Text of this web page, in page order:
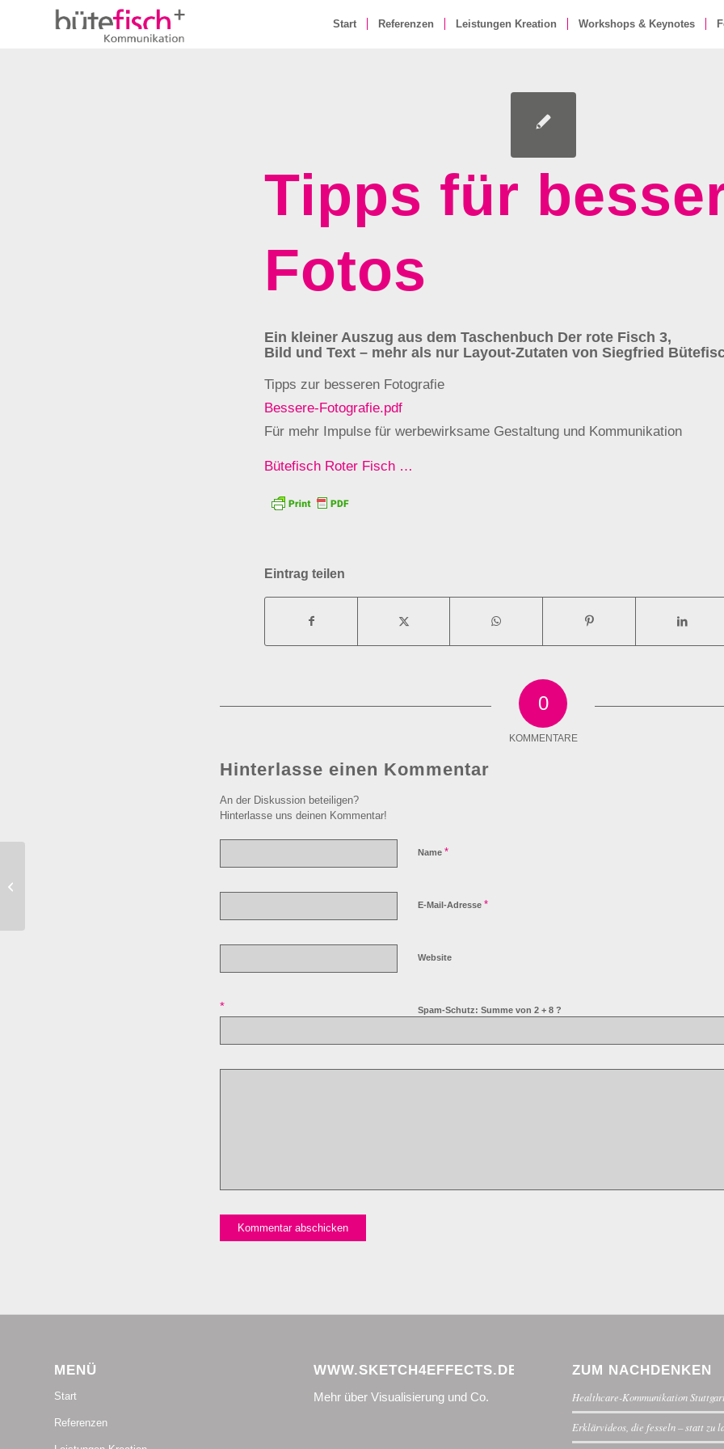
Start Referenzen Leistungen Kreation Workshops & Keynotes
Tipps für
Fotos
Ein kleiner Auszug aus dem Taschenbuch Der rote Fisch 3,
Bild und Text – mehr als nur Layout-Zutaten von Siegfried
Tipps zur besseren Fotografie
Bessere-Fotografie.pdf
Für mehr Impulse für werbewirksame Gestaltung und Kommunikation
Bütefisch Roter Fisch …
Eintrag teilen
0
KOMMENTARE
Hinterlasse einen Kommentar
An der Diskussion beteiligen?
Hinterlasse uns deinen Kommentar!
Name *
E-Mail-Adresse *
Website
Spam-Schutz: Summe von 2 + 8 ?
*
MENÜ
Start
Referenzen
WWW.SKETCH4EFFECTS.DE
Mehr über Visualisierung und Co.
ZUM NACHDENKEN
Healthcare-Kommunikation
Erklärvideos, die fesseln – statt zu